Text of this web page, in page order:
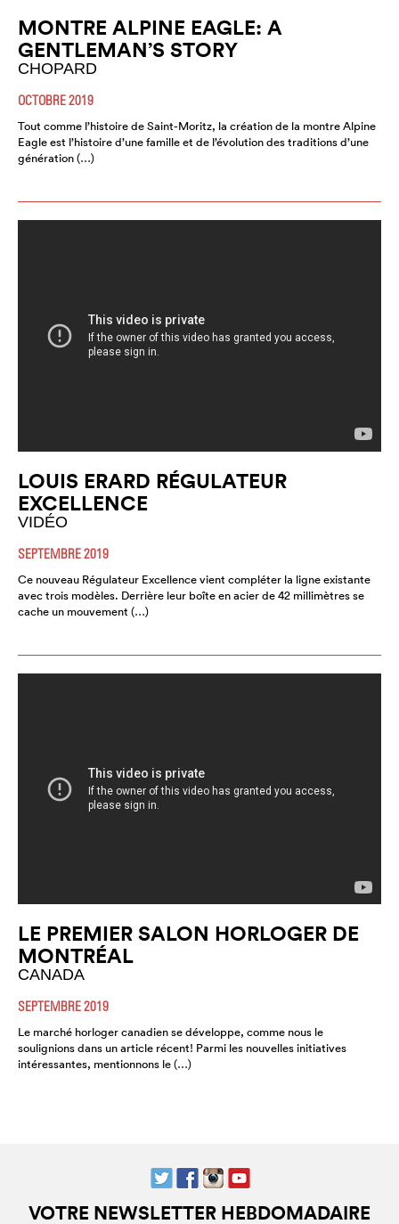
MONTRE ALPINE EAGLE: A
GENTLEMAN’S STORY
CHOPARD
OCTOBRE 2019
Tout comme l’histoire de Saint-Moritz, la création de la montre Alpine
Eagle est l’histoire d’une famille et de l’évolution des traditions d’une
génération (…)
LOUIS ERARD RÉGULATEUR
EXCELLENCE
VIDÉO
SEPTEMBRE 2019
Ce nouveau Régulateur Excellence vient compléter la ligne existante
avec trois modèles. Derrière leur boîte en acier de 42 millimètres se
cache un mouvement (…)
LE PREMIER SALON HORLOGER DE
MONTRÉAL
CANADA
SEPTEMBRE 2019
Le marché horloger canadien se développe, comme nous le
soulignions dans un article récent! Parmi les nouvelles initiatives
intéressantes, mentionnons le (…)
VOTRE NEWSLETTER HEBDOMADAIRE